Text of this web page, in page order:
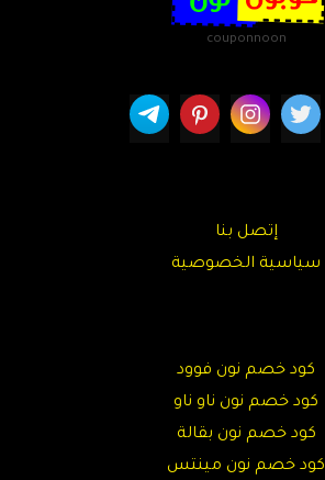
couponnoon
إتصل بنا
سياسية الخصوصية
كود خصم نون فوود
كود خصم نون ناو ناو
كود خصم نون بقالة
كود خصم نون مينتس